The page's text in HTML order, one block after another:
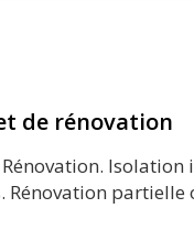
de rénovation
Rénovation